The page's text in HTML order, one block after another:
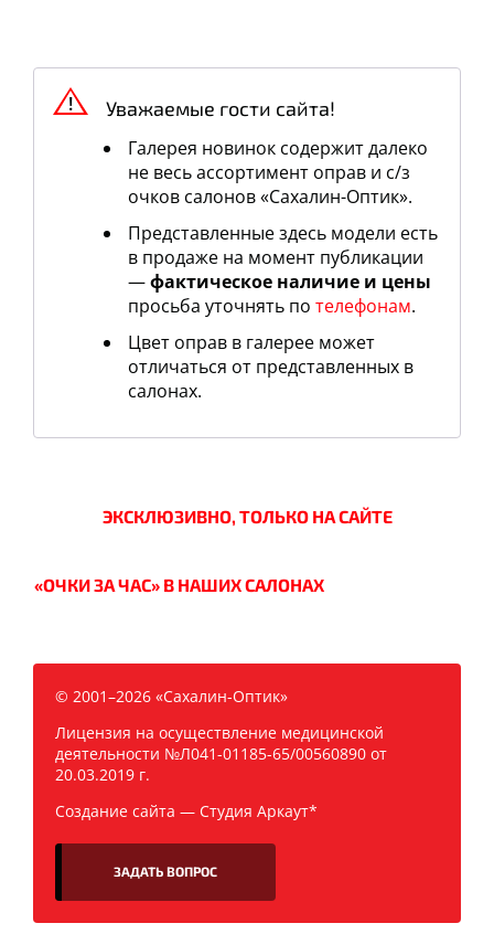
Уважаемые гости сайта!
Галерея новинок содержит далеко
не весь ассортимент оправ и c/з
очков салонов «Сахалин-Оптик».
Представленные здесь модели есть
в продаже на момент публикации
—фактическое наличие и цены
просьба уточнять по телефонам.
Цвет оправ в галерее может
отличаться от представленных в
салонах.
ЭКСКЛЮЗИВНО, ТОЛЬКО НА САЙТЕ
«ОЧКИ ЗА ЧАС» В НАШИХ САЛОНАХ
© 2001–2026 «Сахалин-Оптик»
Лицензия на осуществление медицинской
деятельности №Л041-01185-65/00560890 от
20.03.2019 г.
Создание сайта — Студия Аркаут*
ЗАДАТЬ ВОПРОС